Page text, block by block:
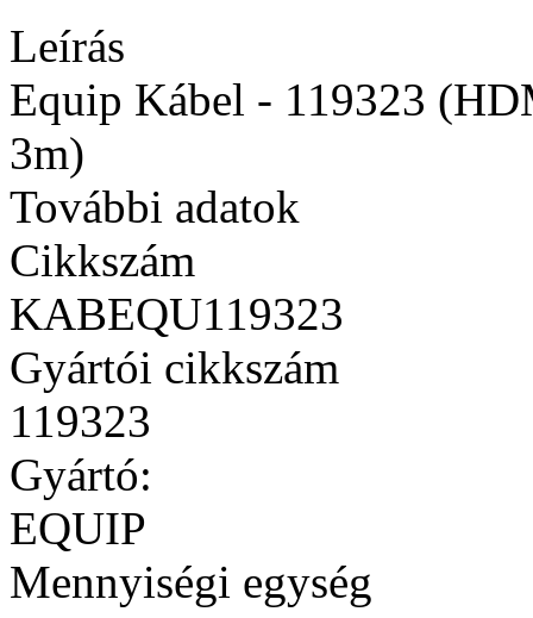
Leírás
Equip Kábel - 119323
3m)
További adatok
Cikkszám
KABEQU119323
Gyártói cikkszám
119323
Gyártó:
EQUIP
Mennyiségi egység